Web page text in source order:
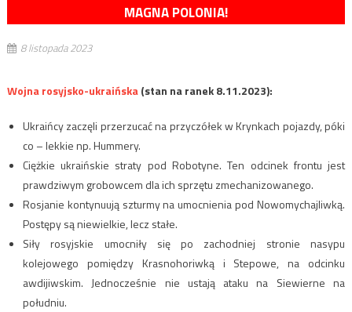
MAGNA POLONIA!
8 listopada 2023
Wojna rosyjsko-ukraińska(stan na ranek 8.11.2023):
Ukraińcy zaczęli przerzucać na przyczółek w Krynkach pojazdy, póki
co – lekkie np. Hummery.
Ciężkie ukraińskie straty pod Robotyne. Ten odcinek frontu jest
prawdziwym grobowcem dla ich sprzętu zmechanizowanego.
Rosjanie kontynuują szturmy na umocnienia pod Nowomychajliwką.
Postępy są niewielkie, lecz stałe.
Siły rosyjskie umocniły się po zachodniej stronie nasypu
kolejowego pomiędzy Krasnohoriwką i Stepowe, na odcinku
awdijiwskim. Jednocześnie nie ustają ataku na Siewierne na
południu.